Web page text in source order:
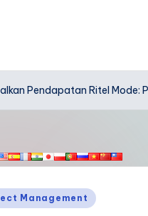
Pendapatan Ritel Mode:
Management